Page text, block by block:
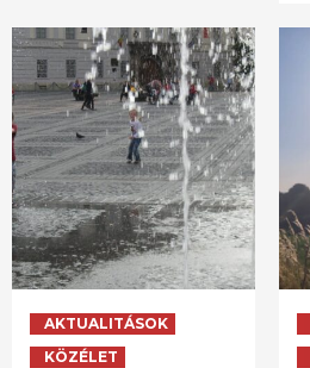
AKTUALITÁSOK
KÖZÉLET